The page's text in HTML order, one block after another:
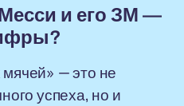
и его ЗМ —
— это не
успеха, но и